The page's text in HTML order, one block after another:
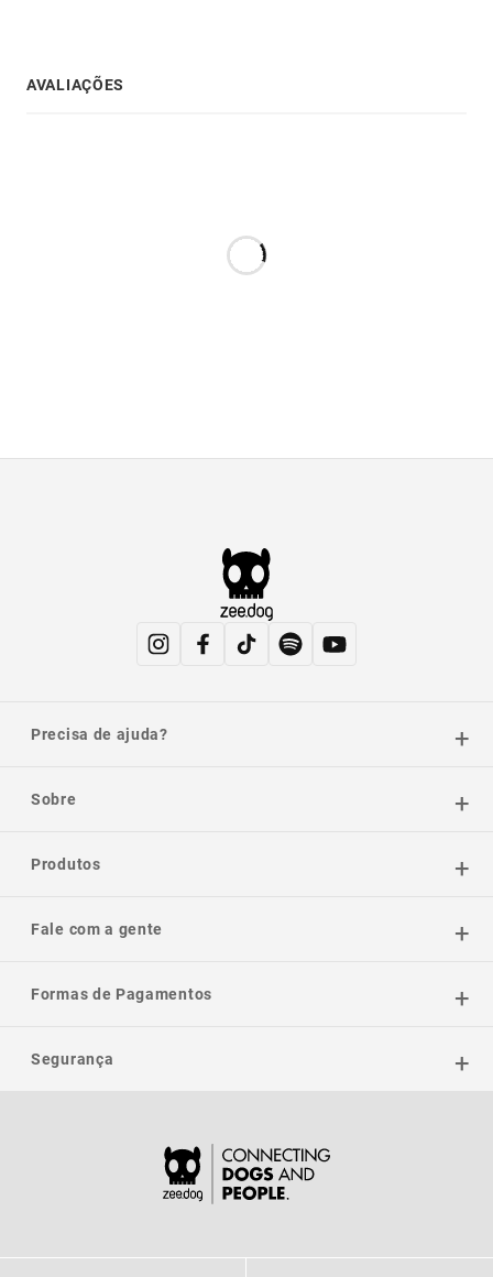
AVALIAÇÕES
Precisa de ajuda?
Sobre
Produtos
Fale com a gente
Formas de Pagamentos
Segurança